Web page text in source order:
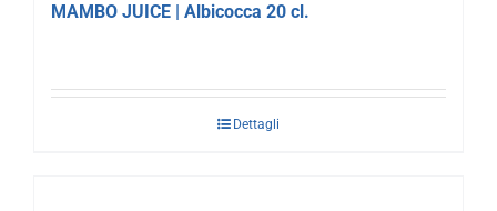
MAMBO JUICE | Albicocca 20 cl.
Dettagli